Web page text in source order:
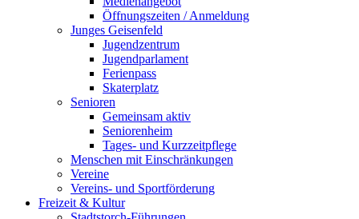
Öffnungszeiten / Anmeldung
Junges Geisenfeld
Jugendzentrum
Jugendparlament
Ferienpass
Skaterplatz
Senioren
Gemeinsam aktiv
Seniorenheim
Tages- und Kurzzeitpflege
Menschen mit Einschränkungen
Vereine
Vereins- und Sportförderung
Freizeit & Kultur